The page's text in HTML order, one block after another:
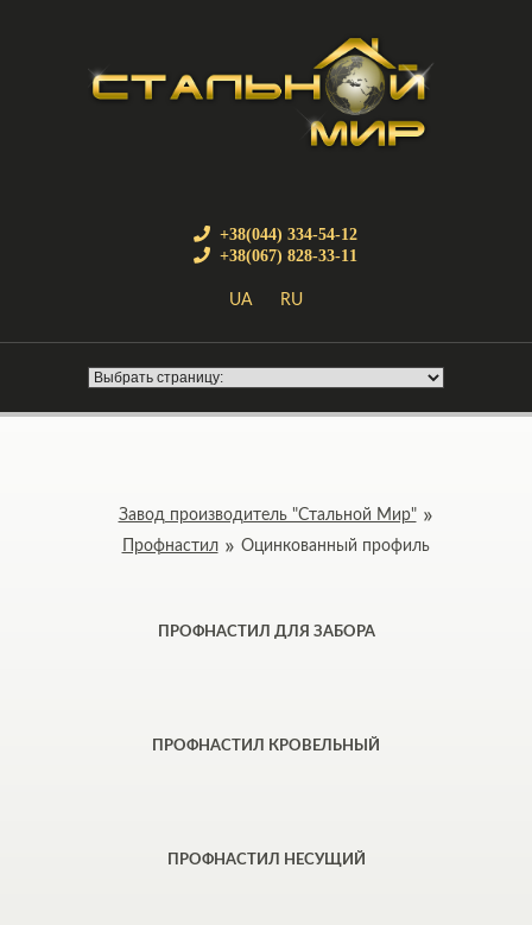
+38(044) 334-54-12
+38(067) 828-33-11
UA RU
Завод производитель "Стальной Мир"
Профнастил
Оцинкованный профиль
ПРОФНАСТИЛ ДЛЯ ЗАБОРА
ПРОФНАСТИЛ КРОВЕЛЬНЫЙ
ПРОФНАСТИЛ НЕСУЩИЙ